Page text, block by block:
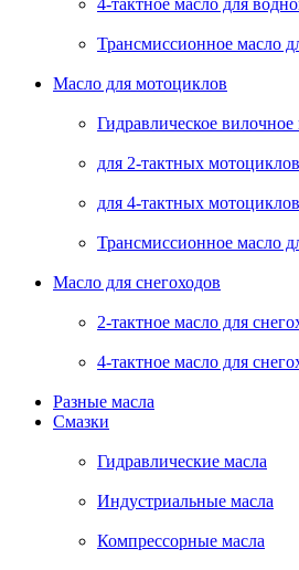
4-тактное масло для
Трансмиссионное масло
Масло для мотоциклов
Гидравлическое вилочное
для 2-тактных мотоциклов
для 4-тактных мотоциклов
Трансмиссионное масло
Масло для снегоходов
2-тактное масло для
4-тактное масло для
Разные масла
Смазки
Гидравлические масла
Индустриальные масла
Компрессорные масла